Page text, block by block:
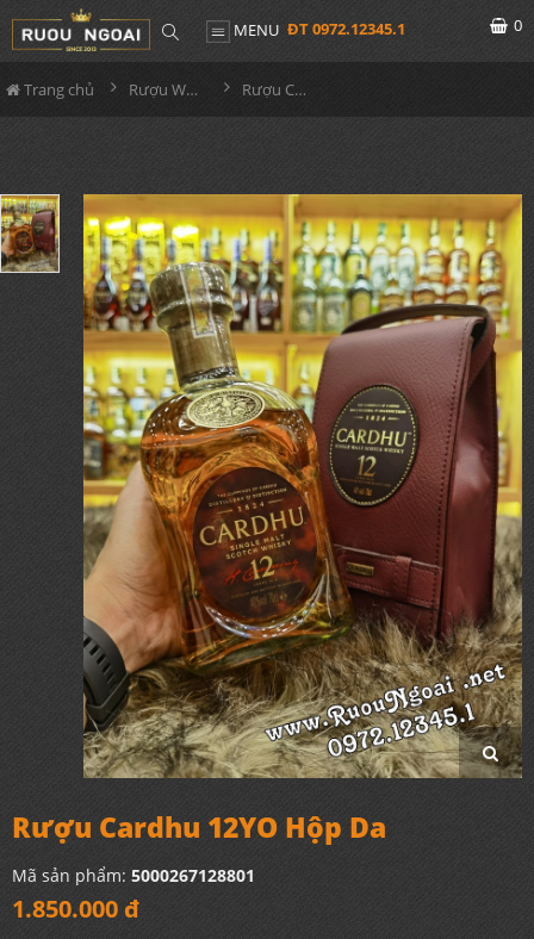
MENU ĐT 0972.12345.1 0
Trang chủ Rượu Whisky Rượu Cardhu 12YO Hộp Da
Rượu Cardhu 12YO Hộp Da
Mã sản phẩm: 5000267128801
1.850.000 đ